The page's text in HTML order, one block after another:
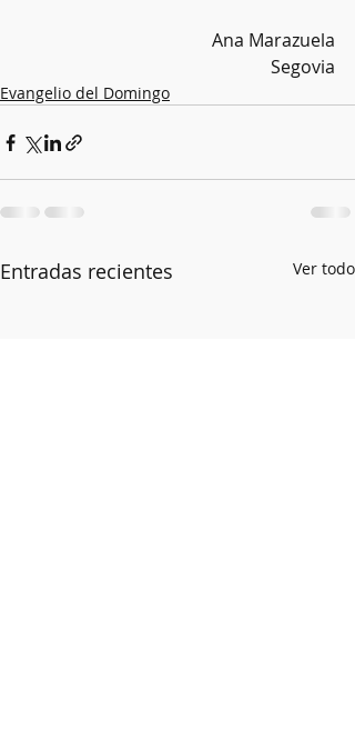
Ana Marazuela
Segovia
Evangelio del Domingo
Entradas recientes Ver todo